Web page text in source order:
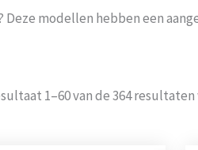
modellen hebben een
1–60 van de 364